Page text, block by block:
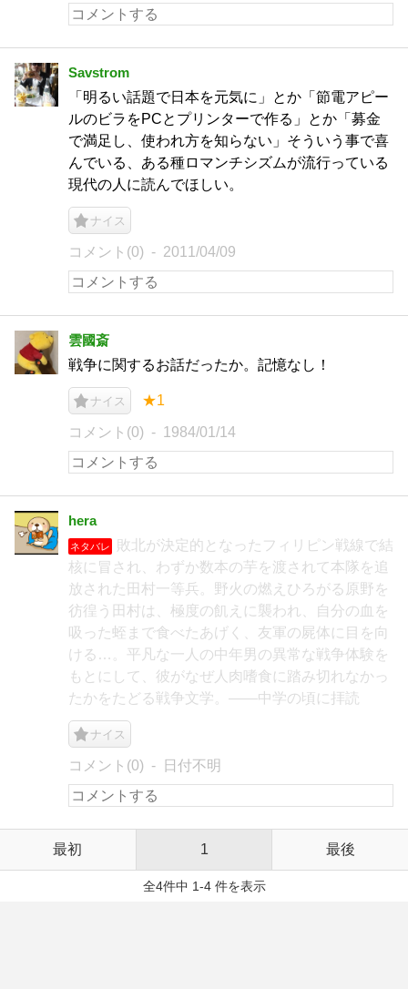
Savstrom
「明るい話題で日本を元気に」とか「節電アピー
ルのビラをPCとプリンターで作る」とか「募金
で満足し、使われ方を知らない」そういう事で喜
んでいる、ある種ロマンチシズムが流行っている
現代の人に読んでほしい。
ナイス
コメント(0) 2011/04/09
雲國斎
戦争に関するお話だったか。記憶なし！
ナイス ★1
コメント(0) 1984/01/14
hera
ネタバレ
敗北が決定的となったフィリピン戦線で結
核に冒され、わずか数本の芋を渡されて本隊を追
放された田村一等兵。野火の燃えひろがる原野を
彷徨う田村は、極度の飢えに襲われ、自分の血を
吸った蛭まで食べたあげく、友軍の屍体に目を向
ける…。平凡な一人の中年男の異常な戦争体験を
もとにして、彼がなぜ人肉嗜食に踏み切れなかっ
たかをたどる戦争文学。――中学の頃に拝読
ナイス
コメント(0) 日付不明
最初 1 最後
全4件中 1-4 件を表示